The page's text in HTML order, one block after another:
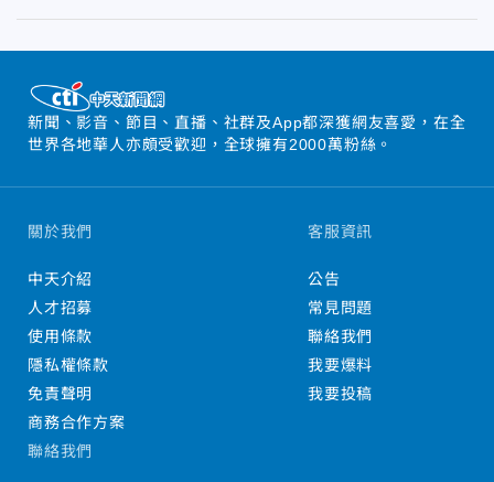
新聞、影音、節目、直播、社群及App都深獲網友喜愛，在全
世界各地華人亦頗受歡迎，全球擁有2000萬粉絲。
關於我們
中天介紹
人才招募
使用條款
隱私權條款
免責聲明
商務合作方案
客服資訊
公告
常見問題
聯絡我們
我要爆料
我要投稿
聯絡我們